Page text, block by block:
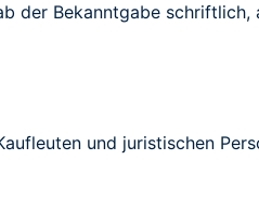
der Bekanntgabe
und juristischen